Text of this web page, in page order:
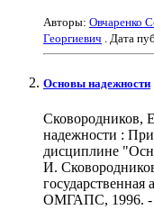
Авторы: Овчаренко
Георгиевич . Дата
Основы надежности
Сковородников,
надежности :
дисциплине
И.
ОМГАПС, 1996. -